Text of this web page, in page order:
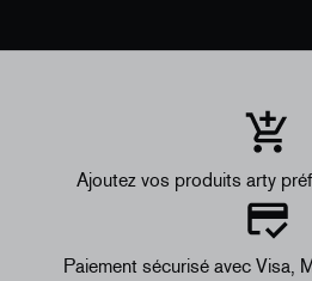
Ajoutez vos produits arty
Paiement sécurisé avec Visa,